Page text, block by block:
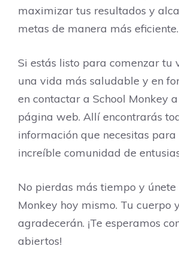
maximizar tus resultados y
metas de manera más eficiente.
Si estás listo para comenzar tu
una vida más saludable y en
en contactar a School Monkey
página web. Allí encontrarás
información que necesitas
increíble comunidad de
No pierdas más tiempo y únete
Monkey hoy mismo. Tu cuerpo
agradecerán. ¡Te esperamos
abiertos!